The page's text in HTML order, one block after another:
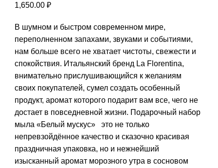
1,650.00 ₽
В шумном и быстром современном мире,
переполненном запахами, звуками и событиями,
нам больше всего не хватает чистоты, свежести и
спокойствия. Итальянский бренд La Florentina,
внимательно прислушивающийся к желаниям
своих покупателей, сумел создать особенный
продукт, аромат которого подарит вам все, чего не
достает в повседневной жизни. Подарочный набор
мыла «Белый мускус» это не только
непревзойдённое качество и сказочно красивая
праздничная упаковка, но и нежнейший
изысканный аромат морозного утра в сосновом